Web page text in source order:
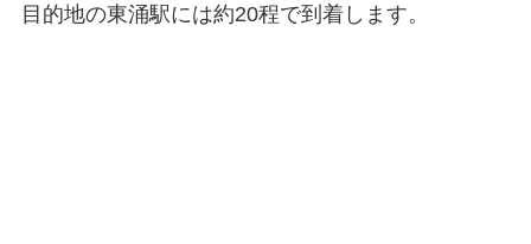
目的地の東涌駅には約20程で到着します。